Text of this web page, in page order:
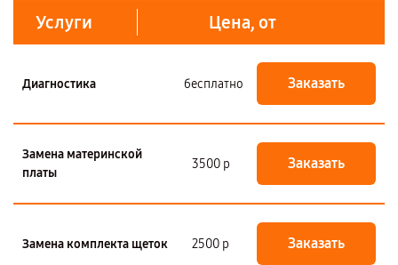
Услуги Цена, от
Диагностика бесплатно Заказать
Замена материнской
платы
3500 р Заказать
Замена комплекта щеток 2500 р Заказать